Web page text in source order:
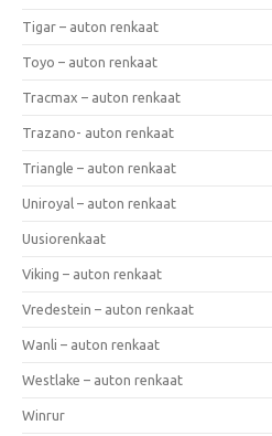
Tigar – auton renkaat
Toyo – auton renkaat
Tracmax – auton renkaat
Trazano- auton renkaat
Triangle – auton renkaat
Uniroyal – auton renkaat
Uusiorenkaat
Viking – auton renkaat
Vredestein – auton renkaat
Wanli – auton renkaat
Westlake – auton renkaat
Winrur